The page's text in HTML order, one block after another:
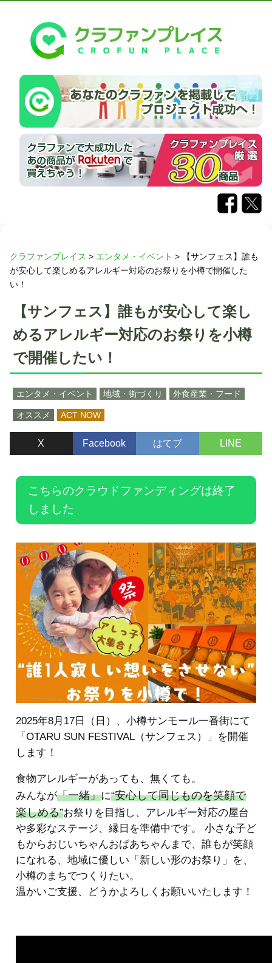
クラファンプレイス > エンタメ・イベント >
【サンフェス】誰も
が安心して楽しめるアレルギー対応のお祭りを小樽で開催した
い！
【サンフェス】誰もが安心して楽し
めるアレルギー対応のお祭りを小樽
で開催したい！
エンタメ・イベント 地域・街づくり 外食産業・フード
オススメ ACT NOW
X Facebook はてブ LINE
こちらのクラウドファンディングは終了
しました
2025年8月17日（日）、小樽サンモール一番街にて
「OTARU SUN FESTIVAL（サンフェス）」を開催
します！
食物アレルギーがあっても、無くても。
みんなが「一緒」に“安心して同じものを笑顔で
楽しめる”お祭りを目指し、アレルギー対応の屋台
や多彩なステージ、縁日を準備中です。 小さな子ど
もからおじいちゃんおばあちゃんまで、誰もが笑顔
になれる、地域に優しい「新しい形のお祭り」を、
小樽のまちでつくりたい。
温かいご支援、どうかよろしくお願いいたします！